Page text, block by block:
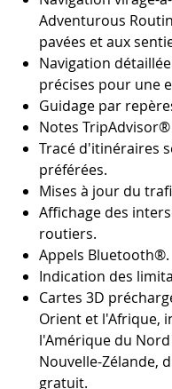
Adventurous
pavées et aux
Navigation
précises pour une
Guidage par
Notes
Tracé d'itinéraires
préférées.
Mises à jour du
Affichage des
routiers.
Appels Bluetooth®.
Indication des
Cartes 3D
Orient et l'Afrique,
l'Amérique du
Nouvelle-Zélande,
gratuit.